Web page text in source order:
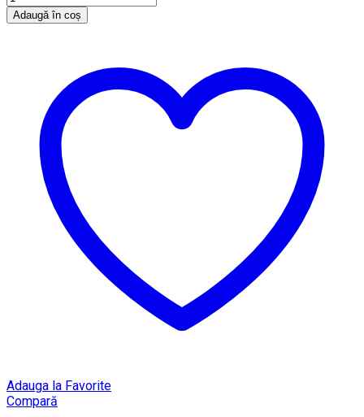
Adaugă în coș
Adauga la Favorite
Compară